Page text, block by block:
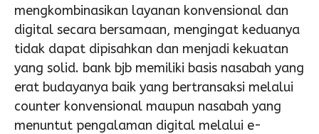
mengkombinasikan layanan konvensional dan
digital secara bersamaan, mengingat keduanya
tidak dapat dipisahkan dan menjadi kekuatan
yang solid. bank bjb memiliki basis nasabah yang
erat budayanya baik yang bertransaksi melalui
counter konvensional maupun nasabah yang
menuntut pengalaman digital melalui e-